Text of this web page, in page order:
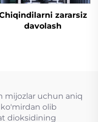
zararsiz
davolash
mijozlar uchun aniq
olib
dioksidining